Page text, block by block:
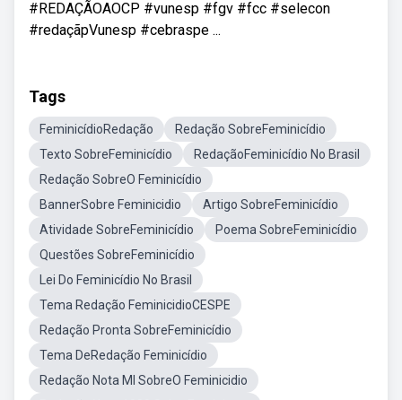
#REDAÇÃOAOCP #vunesp #fgv #fcc #selecon
#redaçãpVunesp #cebraspe ...
Tags
FeminicídioRedação
Redação SobreFeminicídio
Texto SobreFeminicídio
RedaçãoFeminicídio No Brasil
Redação SobreO Feminicídio
BannerSobre Feminicidio
Artigo SobreFeminicídio
Atividade SobreFeminicídio
Poema SobreFeminicídio
Questões SobreFeminicídio
Lei Do Feminicídio No Brasil
Tema Redação FeminicidioCESPE
Redação Pronta SobreFeminicídio
Tema DeRedação Feminicídio
Redação Nota Ml SobreO Feminicidio